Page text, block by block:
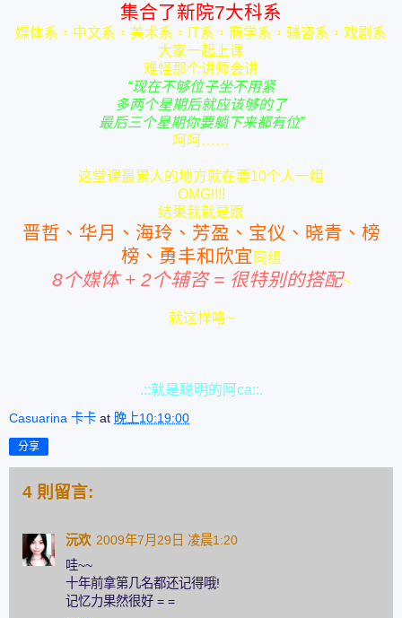
集合了新院7大科系
媒体系，中文系，美术系，IT系，商学系，辅咨系，戏剧系
大家一起上课
难怪那个讲师会讲
“现在不够位子坐不用紧
多两个星期后就应该够的了
最后三个星期你要躺下来都有位”
呵呵……
这堂课最累人的地方就在要10个人一组
OMG!!!!
结果我就是跟
晋哲、华月、海玲、芳盈、宝仪、晓青、榜
榜、勇丰和欣宜 同组
8个媒体 + 2个辅咨 = 很特别的搭配~
就这样咯~
.::就是聪明的阿ca::.
Casuarina 卡卡 at 晚上10:19:00
分享
4 則留言:
沅欢 2009年7月29日 凌晨1:20
哇~~
十年前拿第几名都还记得哦!
记忆力果然很好 = =